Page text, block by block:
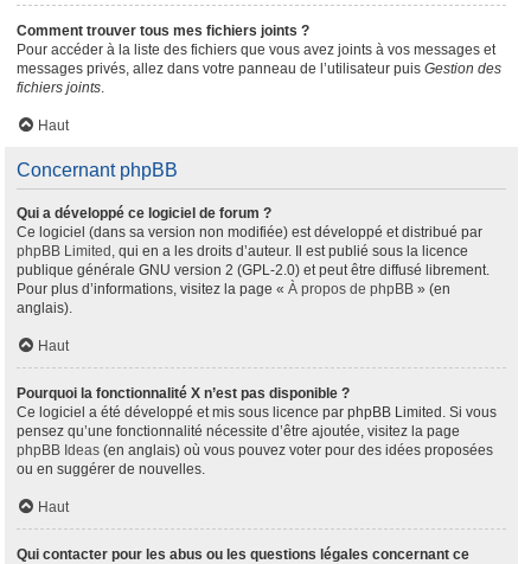
Comment trouver tous mes fichiers joints ?
Pour accéder à la liste des fichiers que vous avez joints à vos messages et
messages privés, allez dans votre panneau de l’utilisateur puis Gestion des
fichiers joints.
Haut
Concernant phpBB
Qui a développé ce logiciel de forum ?
Ce logiciel (dans sa version non modifiée) est développé et distribué par
phpBB Limited , qui en a les droits d’auteur. Il est publié sous la licence
publique générale GNU version 2 (GPL-2.0) et peut être diffusé librement.
Pour plus d’informations, visitez la page « À propos de phpBB » (en
anglais).
Haut
Pourquoi la fonctionnalité X n’est pas disponible ?
Ce logiciel a été développé et mis sous licence par phpBB Limited. Si vous
pensez qu’une fonctionnalité nécessite d’être ajoutée, visitez la page
phpBB Ideas (en anglais) où vous pouvez voter pour des idées proposées
ou en suggérer de nouvelles.
Haut
Qui contacter pour les abus ou les questions légales concernant ce